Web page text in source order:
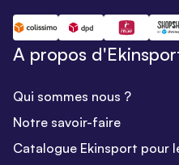
A propos
Qui sommes nous ?
Notre savoir-faire
Catalogue Ekinsport pour